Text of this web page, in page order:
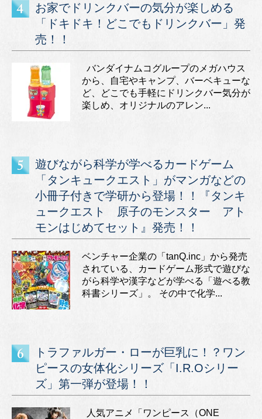
お家でドリンクバーの気分が楽しめる
「ドキドキ！どこでもドリンクバー」発
売！！
バンダイナムコグループのメガハウス
から、自宅やキャンプ、バーベキューな
ど、どこでも手軽にドリンクバー気分が
楽しめ、オリジナルのアレン...
遊びながら科学が学べるカードゲーム
「タンキュークエスト」がマンガなどの
小冊子付きで学研から登場！！『タンキ
ュークエスト 原子のモンスター アト
モンはじめてセット』発売！！
ベンチャー企業の「tanQ.inc」から発売
されている、カードゲーム形式で遊びな
がら科学や漢字などが学べる「遊べる教
科書シリーズ」。 その中で化学...
トラファルガー・ローが巨乳に！？ワン
ピースの女体化シリーズ「I.R.Oシリー
ズ」第一弾が登場！！
人気アニメ「ワンピース（ONE